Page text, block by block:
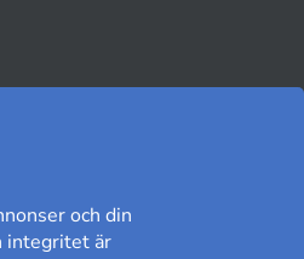
och din
integritet är